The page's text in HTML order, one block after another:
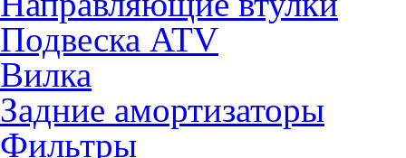
Подвеска ATV
Вилка
Задние амортизаторы
Фильтры